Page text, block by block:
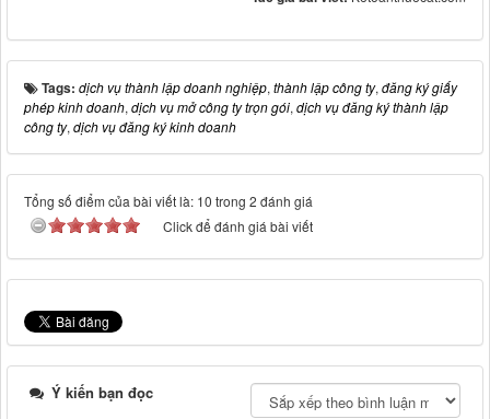
Tags: dịch vụ thành lập doanh nghiệp, thành lập công ty, đăng ký giấy
phép kinh doanh, dịch vụ mở công ty trọn gói, dịch vụ đăng ký thành lập
công ty, dịch vụ đăng ký kinh doanh
Tổng số điểm của bài viết là: 10 trong 2 đánh giá
Click để đánh giá bài viết
Ý kiến bạn đọc